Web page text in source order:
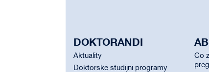
DOKTORANDI
Aktuality
Doktorské studijní programy
Co